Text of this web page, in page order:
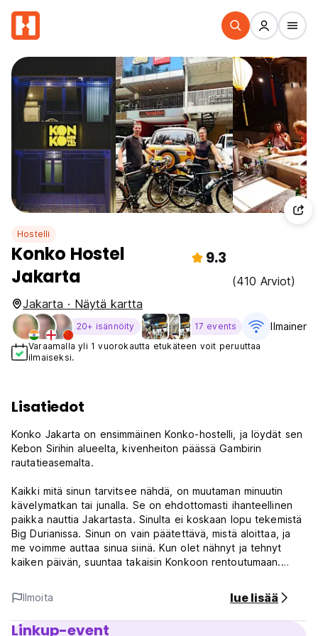
Hostelli
Konko Hostel
Jakarta
9.3
(410 Arviot)
Jakarta · Näytä kartta
20+ isännöity 17 events Ilmainen
Varaamalla yli 1 vuorokautta etukäteen voit peruuttaa
ilmaiseksi.
Lisatiedot
Konko Jakarta on ensimmäinen Konko-hostelli, ja löydät sen
Kebon Sirihin alueelta, kivenheiton päässä Gambirin
rautatieasemalta.
Kaikki mitä sinun tarvitsee nähdä, on muutaman minuutin
kävelymatkan tai junalla. Se on ehdottomasti ihanteellinen
paikka nauttia Jakartasta. Sinulta ei koskaan lopu tekemistä
Big Durianissa. Sinun on vain päätettävä, mistä aloittaa, ja
me voimme auttaa sinua siinä. Kun olet nähnyt ja tehnyt
kaiken päivän, suuntaa takaisin Konkoon rentoutumaan.
Se on oma kohde ja loistava paikka seurustella ja pohtia
päivän kokemuksiasi. Suuntaa Nonkyyn (ravintolaan) ja
rentoutua alueille saadaksesi itsellesi ansaitun juoman tai
kaksi. Se on hauska, eloisa, ystävällinen ja siinä on kaikki
Ilmoita lue lisää
Linkup-event